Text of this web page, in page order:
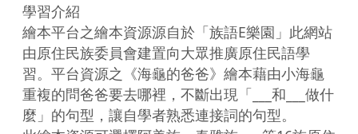
學習介紹
繪本平台之繪本資源源自於「族語E樂園」此網站
由原住民族委員會建置向大眾推廣原住民語學
習。平台資源之《海龜的爸爸》繪本藉由小海龜
重複的問爸爸要去哪裡，不斷出現「___和___做什
麼」的句型，讓自學者熟悉連接詞的句型。